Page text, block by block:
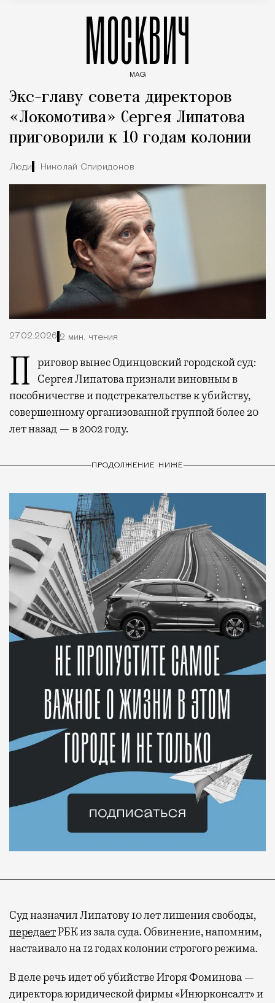
МОСКВИЧ
MAG
Экс-главу совета директоров
«Локомотива» Сергея Липатова
приговорили к 10 годам колонии
Люди Николай Спиридонов
27.02.2026 2 мин. чтения
Приговор вынес Одинцовский городской суд:
Сергея Липатова признали виновным в
пособничестве и подстрекательстве к убийству,
совершенному организованной группой более 20
лет назад — в 2002 году.
ПРОДОЛЖЕНИЕ НИЖЕ
Суд назначил Липатову 10 лет лишения свободы,
передаетРБК из зала суда. Обвинение, напомним,
настаивало на 12 годах колонии строгого режима.
В деле речь идет об убийстве Игоря Фоминова —
директора юридической фирмы «Инюрконсалт» и